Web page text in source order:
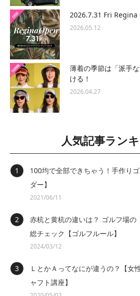
2026.7.31 Fri
2026.05.12
薄着の季節は「派手
ける！
2026.04.27
人気記事ラン
100均で全部できちゃう！手作り
ダー】
2021/06/11
赤杭と黄杭の違いは？ ゴルフ場の
総チェック【ゴルフルール】
2024/03/12
ＬとかＡってなにが違うの？【女
ャフト講座】